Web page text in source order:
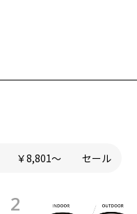
￥8,801～ セール